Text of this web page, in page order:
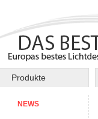
Produkte
NEWS